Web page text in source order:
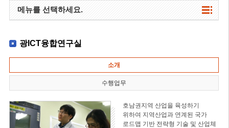
메뉴를 선택하세요.
광ICT융합연구실
소개
수행업무
호남권지역 산업을 육성하기
위하여 지역산업과 연계된 국가
로드맵 기반 전략형 기술 및 산업체